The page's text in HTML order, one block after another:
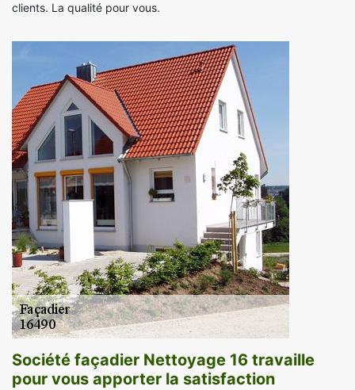
clients. La qualité pour vous.
Société façadier Nettoyage 16 travaille
pour vous apporter la satisfaction